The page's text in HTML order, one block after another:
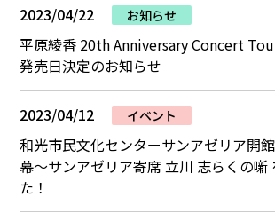
2023/04/22 お知らせ
平原綾香 20th Anniversary Concert
発売日決定のお知らせ
2023/04/12 イベント
和光市民文化センターサンアゼリア開
幕～サンアゼリア寄席 立川 志らくの噺
た！